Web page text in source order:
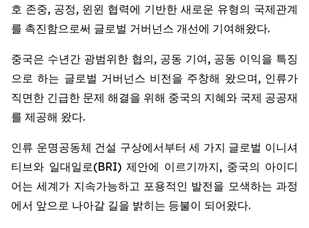
호 존중, 공정, 윈윈 협력에 기반한 새로운 유형의 국제관계
를 촉진함으로써 글로벌 거버넌스 개선에 기여해왔다.
중국은 수년간 광범위한 협의, 공동 기여, 공동 이익을 특징
으로 하는 글로벌 거버넌스 비전을 주창해 왔으며, 인류가
직면한 긴급한 문제 해결을 위해 중국의 지혜와 국제 공공재
를 제공해 왔다.
인류 운명공동체 건설 구상에서부터 세 가지 글로벌 이니셔
티브와 일대일로(BRI) 제안에 이르기까지, 중국의 아이디
어는 세계가 지속가능하고 포용적인 발전을 모색하는 과정
에서 앞으로 나아갈 길을 밝히는 등불이 되어왔다.